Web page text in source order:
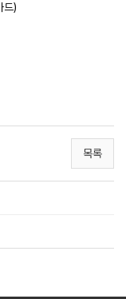
)
목록